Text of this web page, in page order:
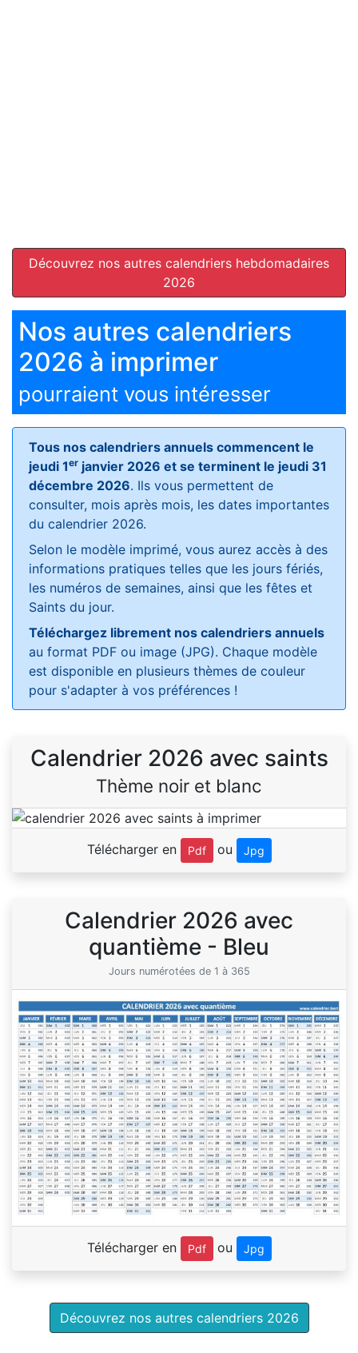
Découvrez nos autres calendriers hebdomadaires
2026
Nos autres calendriers
2026 à imprimer
pourraient vous intéresser
Tous nos calendriers annuels commencent le
jeudi 1er janvier 2026 et se terminent le jeudi 31
décembre 2026. Ils vous permettent de
consulter, mois après mois, les dates importantes
du calendrier 2026.
Selon le modèle imprimé, vous aurez accès à des
informations pratiques telles que les jours fériés,
les numéros de semaines, ainsi que les fêtes et
Saints du jour.
Téléchargez librement nos calendriers annuels
au format PDF ou image (JPG). Chaque modèle
est disponible en plusieurs thèmes de couleur
pour s'adapter à vos préférences !
Calendrier 2026 avec saints
Thème noir et blanc
Télécharger en Pdf ou Jpg
Calendrier 2026 avec
quantième - Bleu
Jours numérotées de 1 à 365
Télécharger en Pdf ou Jpg
Découvrez nos autres calendriers 2026